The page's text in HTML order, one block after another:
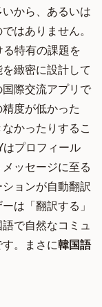
から、あるいは
はありません。
特有の課題を
緻密に設計して
際交流アプリで
度が低かった
かったりするこ
はプロフィール
ッセージに至る
ョンが自動翻訳
は「翻訳する」
で自然なコミュ
。まさに韓国語